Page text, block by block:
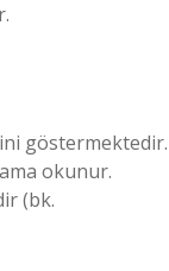
göstermektedir.
okunur.
(bk.